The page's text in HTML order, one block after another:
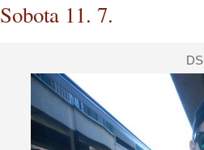
Sobota 11. 7.